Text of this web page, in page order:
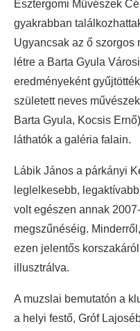
Esztergomi Művészek
gyakrabban
Ugyancsak az ő szorgos
létre a Barta Gyula
eredményeként
született neves
Barta Gyula, Kocsis
láthatók a galéria falain.
Lábik János a párkányi
leglelkesebb,
volt egészen annak
megszűnéséig.
ezen jelentős
illusztrálva.
A muzslai bemutatón a
a helyi festő, Gróf